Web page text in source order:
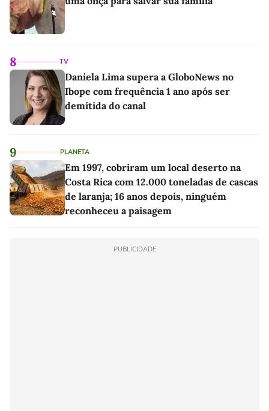
8 TV
Daniela Lima supera a GloboNews no
Ibope com frequência 1 ano após ser
demitida do canal
9 PLANETA
Em 1997, cobriram um local deserto na
Costa Rica com 12.000 toneladas de cascas
de laranja; 16 anos depois, ninguém
reconheceu a paisagem
PUBLICIDADE